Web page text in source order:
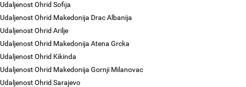
Udaljenost Ohrid Sofija
Udaljenost Ohrid Makedonija Drac Albanija
Udaljenost Ohrid Arilje
Udaljenost Ohrid Makedonija Atena Grcka
Udaljenost Ohrid Kikinda
Udaljenost Ohrid Makedonija Gornji Milanovac
Udaljenost Ohrid Sarajevo